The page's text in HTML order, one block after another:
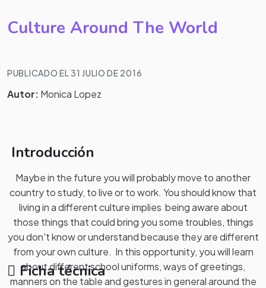
Culture Around The World
PUBLICADO EL 31 JULIO DE 2016
Autor: Monica Lopez
Introducción
Maybe in the future you will probably move to another
country to study, to live or to work. You should know that
living in a different culture implies being aware about
those things that could bring you some troubles, things
you don't know or understand because they are different
from your own culture. In this opportunity, you will learn
about different school uniforms, ways of greetings,
manners on the table and gestures in general around the
Ficha técnica